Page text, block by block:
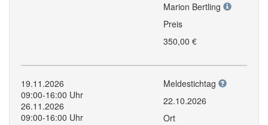
Marion Bertling
Preis
350,00 €
19.11.2026
09:00-16:00 Uhr
26.11.2026
09:00-16:00 Uhr
Meldestichtag
22.10.2026
Ort